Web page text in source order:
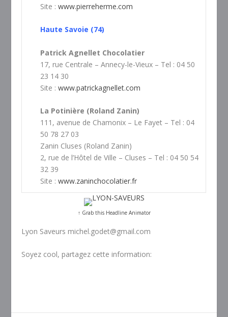
Site :www.pierreherme.com
Haute Savoie (74)
Patrick Agnellet Chocolatier
17, rue Centrale – Annecy-le-Vieux – Tel : 04 50
23 14 30
Site :www.patrickagnellet.com
La Potinière (Roland Zanin)
111, avenue de Chamonix – Le Fayet – Tel : 04
50 78 27 03
Zanin Cluses (Roland Zanin)
2, rue de l’Hôtel de Ville – Cluses – Tel : 04 50 54
32 39
Site :www.zaninchocolatier.fr
↑ Grab this Headline Animator
Lyon Saveurs michel.godet@gmail.com
Soyez cool, partagez cette information: